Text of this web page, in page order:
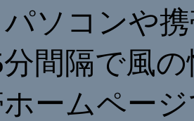
パソコンや
間隔で風
ームペー